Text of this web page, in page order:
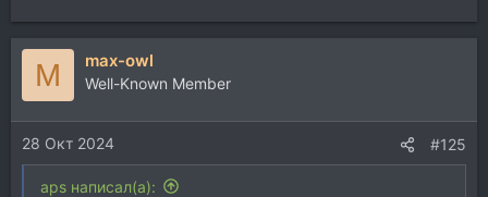
M max-owl
Well-Known Member
28 Окт 2024 #125
aps написал(а):